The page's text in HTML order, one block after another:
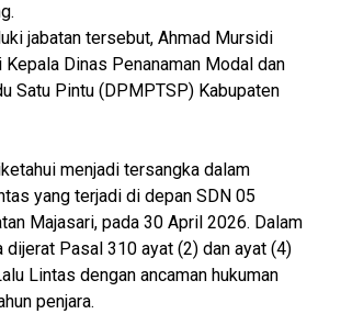
jabatan tersebut, Ahmad Mursidi
Dinas Penanaman Modal dan
Satu Pintu (DPMPTSP) Kabupaten
menjadi tersangka dalam
yang terjadi di depan SDN 05
Majasari, pada 30 April 2026. Dalam
Pasal 310 ayat (2) dan ayat (4)
Lintas dengan ancaman hukuman
penjara.